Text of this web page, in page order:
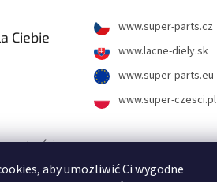
aby umożliwić Ci wygodne
Ciebie
www.super-parts.cz
www.lacne-diely.sk
www.super-parts.eu
www.super-czesci.pl